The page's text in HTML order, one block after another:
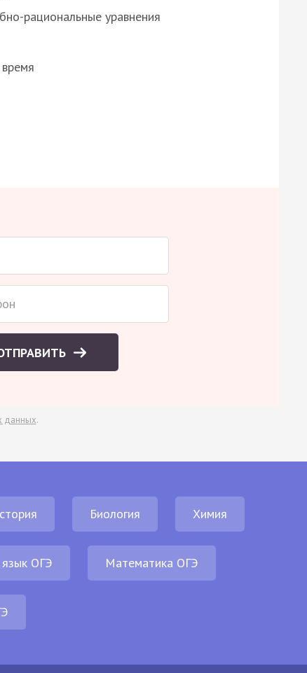
рациональные уравнения
данных.
Биология Химия
язык ОГЭ Математика ОГЭ